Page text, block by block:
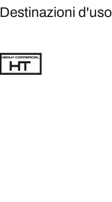
Destinazioni d'uso